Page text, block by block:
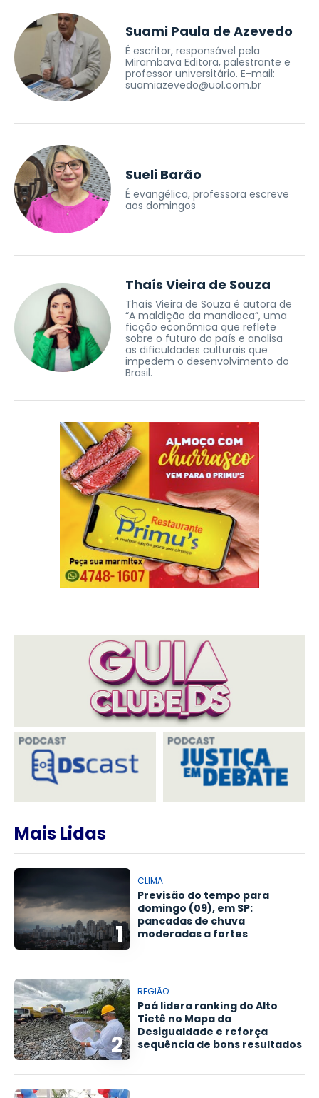
Suami Paula de Azevedo
É escritor, responsável pela
Mirambava Editora, palestrante e
professor universitário. E-mail:
suamiazevedo@uol.com.br
Sueli Barão
É evangélica, professora escreve
aos domingos
Thaís Vieira de Souza
Thaís Vieira de Souza é autora de
“A maldição da mandioca”, uma
ficção econômica que reflete
sobre o futuro do país e analisa
as dificuldades culturais que
impedem o desenvolvimento do
Brasil.
Mais Lidas
1
CLIMA
Previsão do tempo para
domingo (09), em SP:
pancadas de chuva
moderadas a fortes
2
REGIÃO
Poá lidera ranking do Alto
Tietê no Mapa da
Desigualdade e reforça
sequência de bons resultados